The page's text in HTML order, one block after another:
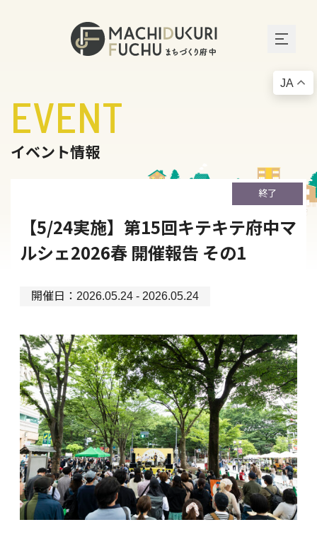
EVENT
イベント情報
【5/24実施】第15回キテキテ府中マ
ルシェ2026春 開催報告 その1
開催日： 2026.05.24 - 2026.05.24
終了
JA